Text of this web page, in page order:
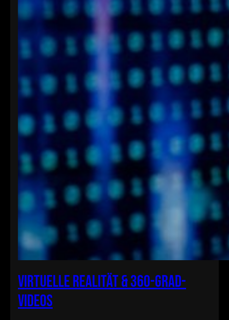
Virtuelle Realität & 360-Grad-
Videos